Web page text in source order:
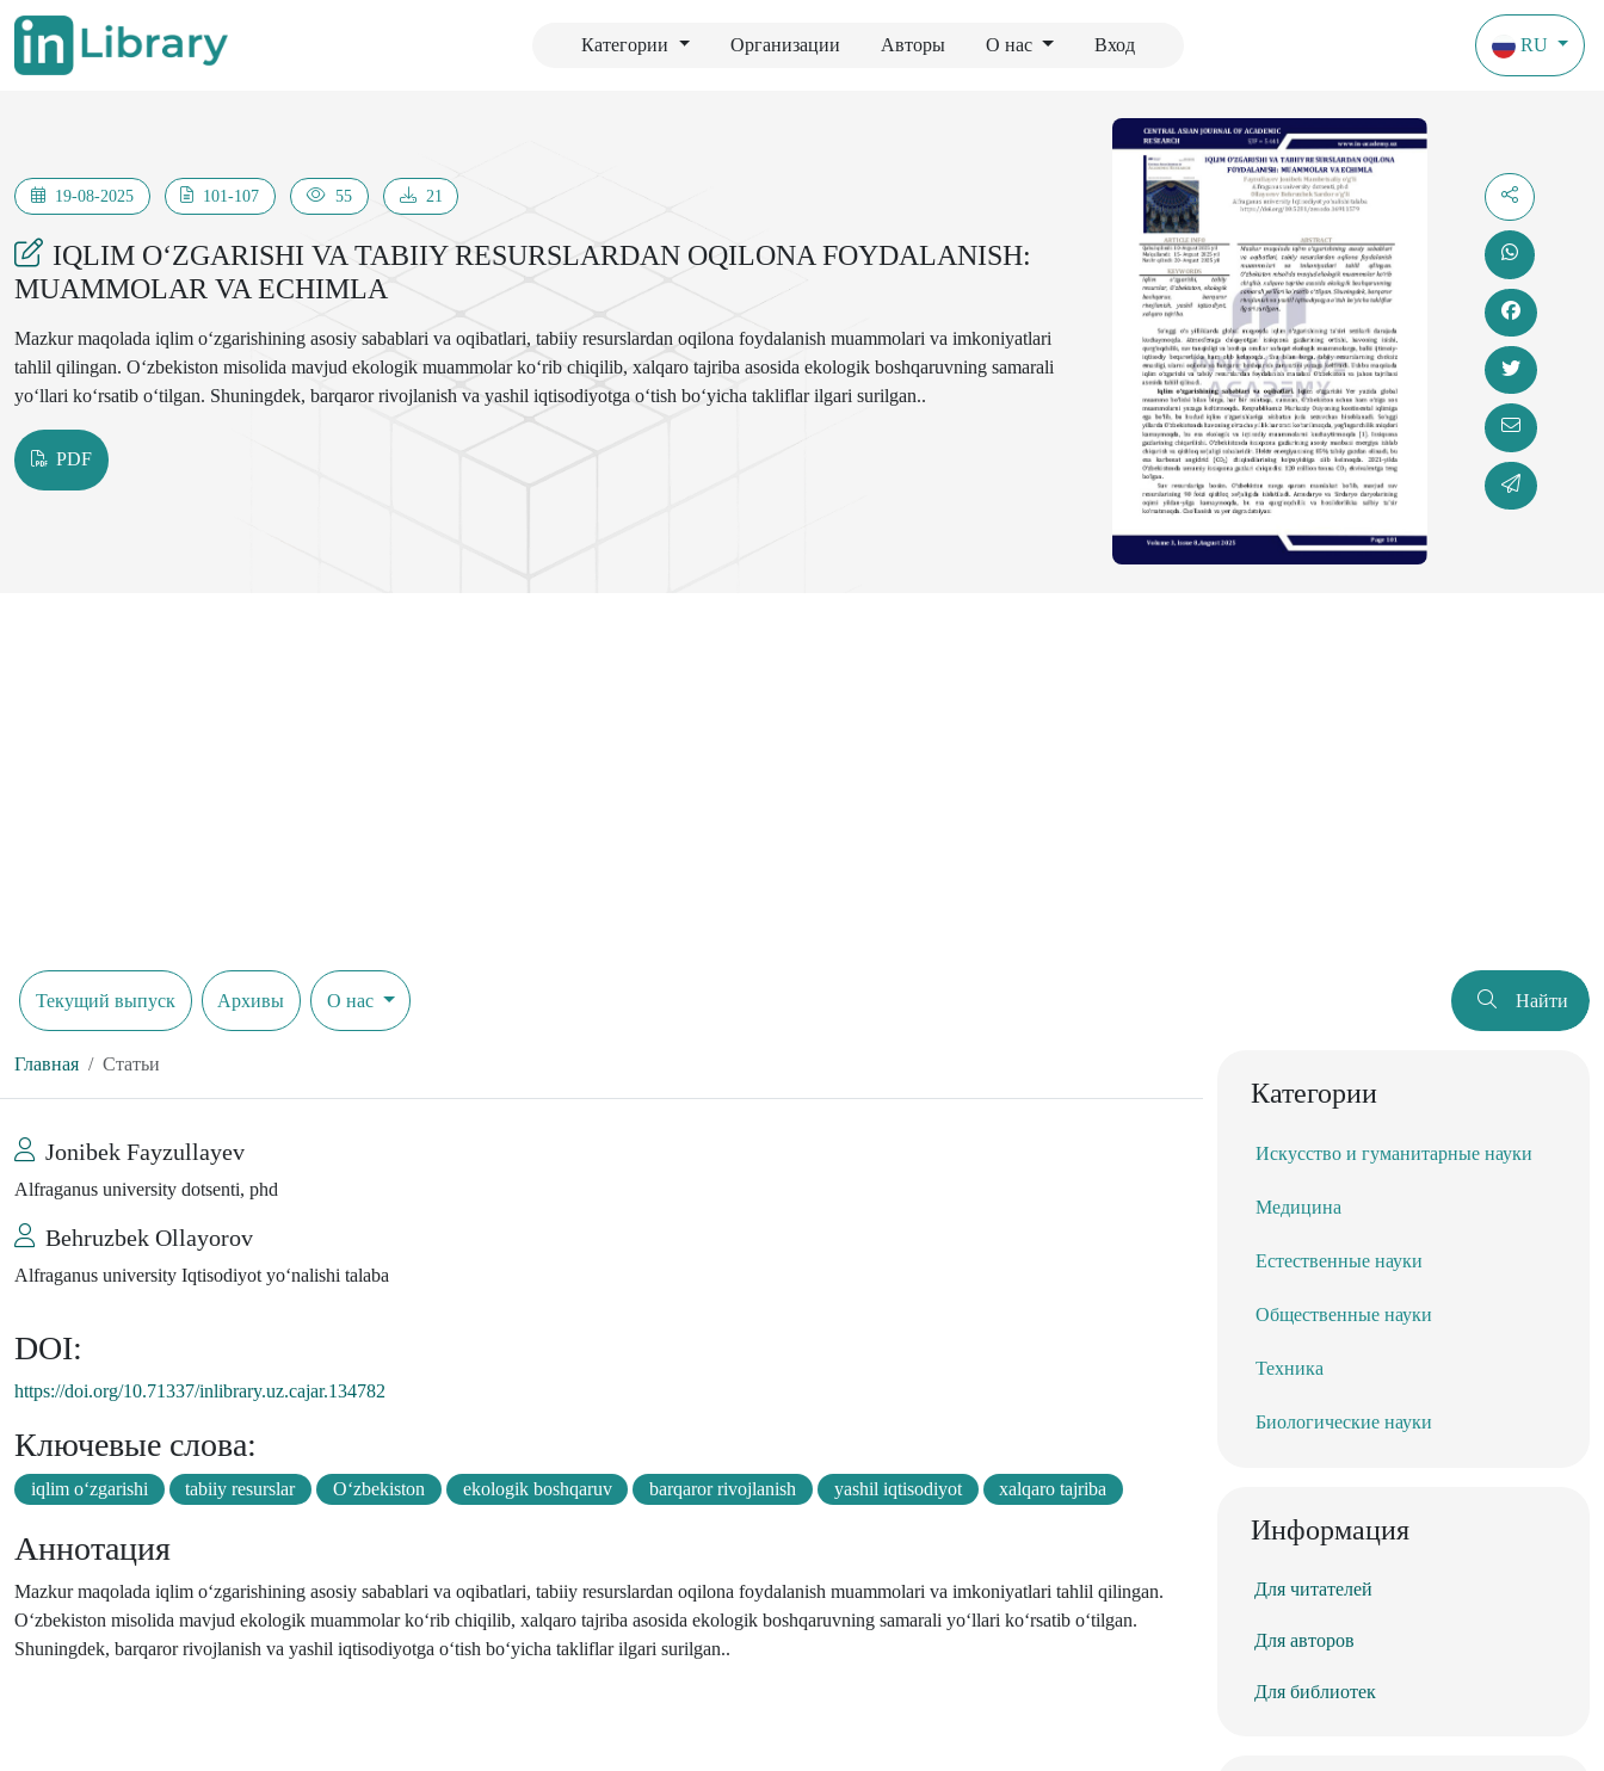
Категории Организации Авторы О нас Вход RU
19-08-2025 101-107 55 21
IQLIM O‘ZGARISHI VA TABIIY RESURSLARDAN OQILONA FOYDALANISH:
MUAMMOLAR VA ECHIMLA
Mazkur maqolada iqlim o‘zgarishining asosiy sabablari va oqibatlari, tabiiy resurslardan oqilona foydalanish muammolari va imkoniyatlari
tahlil qilingan. O‘zbekiston misolida mavjud ekologik muammolar ko‘rib chiqilib, xalqaro tajriba asosida ekologik boshqaruvning samarali
yo‘llari ko‘rsatib o‘tilgan. Shuningdek, barqaror rivojlanish va yashil iqtisodiyotga o‘tish bo‘yicha takliflar ilgari surilgan..
PDF
Текущий выпуск Архивы О нас Найти
Главная Статьи
Jonibek Fayzullayev
Alfraganus university dotsenti, phd
Behruzbek Ollayorov
Alfraganus university Iqtisodiyot yo‘nalishi talaba
DOI:
https://doi.org/10.71337/inlibrary.uz.cajar.134782
Ключевые слова:
iqlim o‘zgarishi tabiiy resurslar O‘zbekiston ekologik boshqaruv barqaror rivojlanish yashil iqtisodiyot xalqaro tajriba
Аннотация
Mazkur maqolada iqlim o‘zgarishining asosiy sabablari va oqibatlari, tabiiy resurslardan oqilona foydalanish muammolari va imkoniyatlari tahlil qilingan.
O‘zbekiston misolida mavjud ekologik muammolar ko‘rib chiqilib, xalqaro tajriba asosida ekologik boshqaruvning samarali yo‘llari ko‘rsatib o‘tilgan.
Shuningdek, barqaror rivojlanish va yashil iqtisodiyotga o‘tish bo‘yicha takliflar ilgari surilgan..
Категории
Искусство и гуманитарные науки
Медицина
Естественные науки
Общественные науки
Техника
Биологические науки
Информация
Для читателей
Для авторов
Для библиотек